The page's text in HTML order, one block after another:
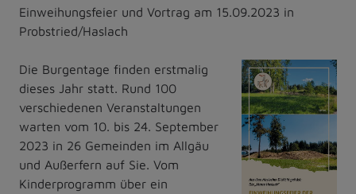
Einweihungsfeier und Vortrag am 15.09.2023 in
Probstried/Haslach
Die Burgentage finden erstmalig
dieses Jahr statt. Rund 100
verschiedenen Veranstaltungen
warten vom 10. bis 24. September
2023 in 26 Gemeinden im Allgäu
und Außerfern auf Sie. Vom
Kinderprogramm über ein